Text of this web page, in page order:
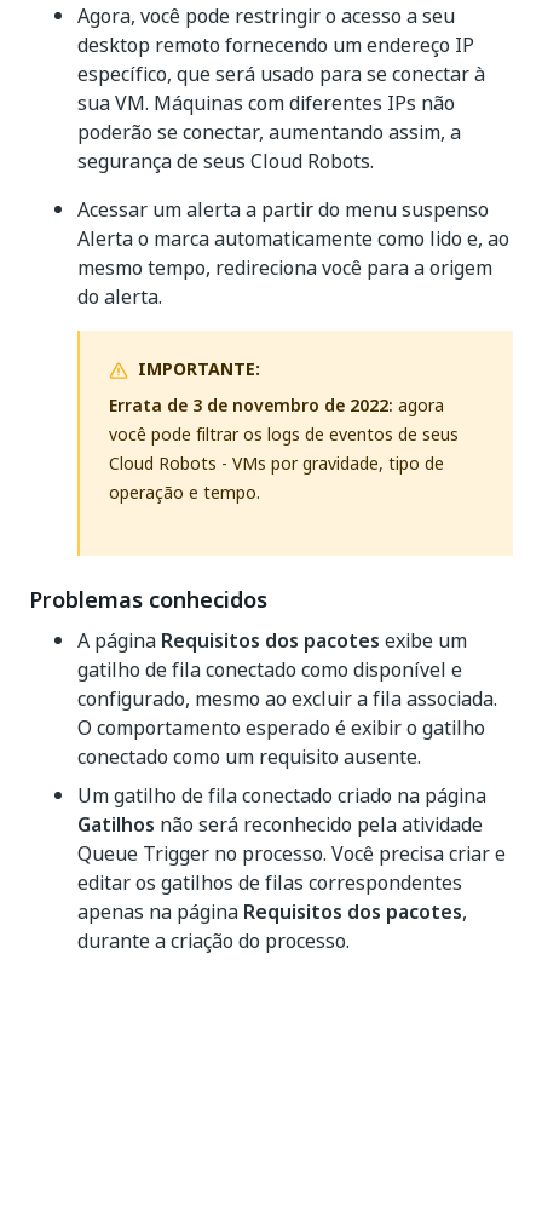
Agora, você pode restringir o acesso a seu
desktop remoto fornecendo um endereço IP
específico, que será usado para se conectar à
sua VM. Máquinas com diferentes IPs não
poderão se conectar, aumentando assim, a
segurança de seus Cloud Robots.
Acessar um alerta a partir do menu suspenso
Alerta o marca automaticamente como lido e, ao
mesmo tempo, redireciona você para a origem
do alerta.
IMPORTANTE:
Errata de 3 de novembro de 2022: agora
você pode filtrar os logs de eventos de seus
Cloud Robots - VMs por gravidade, tipo de
operação e tempo.
Problemas conhecidos
A página Requisitos dos pacotes exibe um
gatilho de fila conectado como disponível e
configurado, mesmo ao excluir a fila associada.
O comportamento esperado é exibir o gatilho
conectado como um requisito ausente.
Um gatilho de fila conectado criado na página
Gatilhos não será reconhecido pela atividade
Queue Trigger no processo. Você precisa criar e
editar os gatilhos de filas correspondentes
apenas na página Requisitos dos pacotes,
durante a criação do processo.